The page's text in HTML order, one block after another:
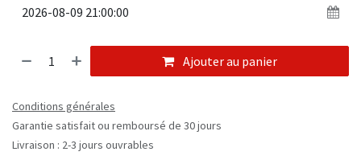
Ajouter au panier
Conditions générales
Garantie satisfait ou remboursé de 30 jours
Livraison : 2-3 jours ouvrables